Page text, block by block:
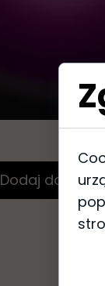
Dodaj do